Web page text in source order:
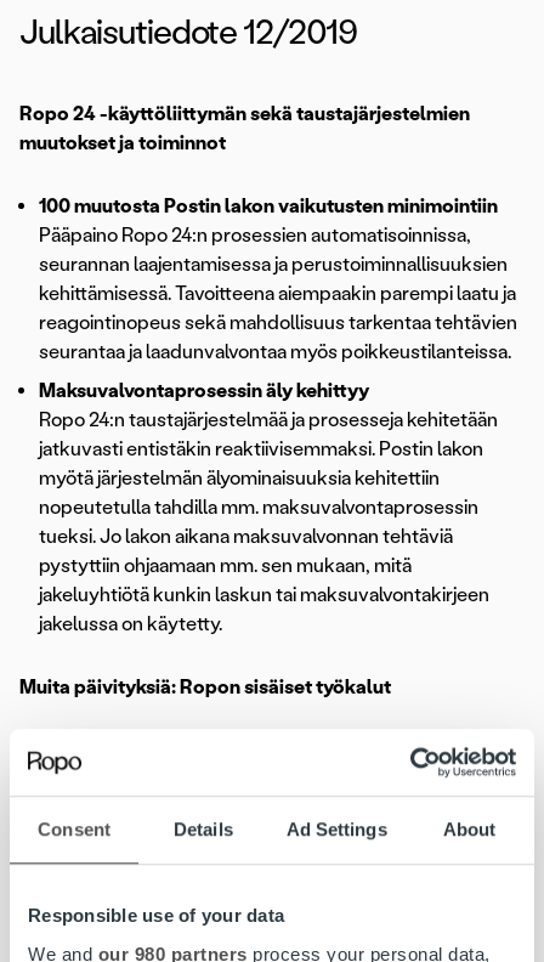
Consent Details Ad Settings About
Responsible use of your data
We and our 980 partners process your personal data,
Julkaisutiedote 12/2019
Ropo 24 -käyttöliittymän sekä taustajärjestelmien
muutokset ja toiminnot
100 muutosta Postin lakon vaikutusten minimointiin
Pääpaino Ropo 24:n prosessien automatisoinnissa,
seurannan laajentamisessa ja perustoiminnallisuuksien
kehittämisessä. Tavoitteena aiempaakin parempi laatu ja
reagointinopeus sekä mahdollisuus tarkentaa tehtävien
seurantaa ja laadunvalvontaa myös poikkeustilanteissa.
Maksuvalvontaprosessin äly kehittyy
Ropo 24:n taustajärjestelmää ja prosesseja kehitetään
jatkuvasti entistäkin reaktiivisemmaksi. Postin lakon
myötä järjestelmän älyominaisuuksia kehitettiin
nopeutetulla tahdilla mm. maksuvalvontaprosessin
tueksi. Jo lakon aikana maksuvalvonnan tehtäviä
pystyttiin ohjaamaan mm. sen mukaan, mitä
jakeluyhtiötä kunkin laskun tai maksuvalvontakirjeen
jakelussa on käytetty.
Muita päivityksiä: Ropon sisäiset työkalut
Ropon sisäisiä asiakaspalvelutyökaluja kehitetty
Tehdyt parannukset helpottavat mm. lasku- ja
asiakaspalvelun ja tukitiimien tekemää selvitystyötä.
Ropon oman henkilöstön työkaluja on kehitetty mm.